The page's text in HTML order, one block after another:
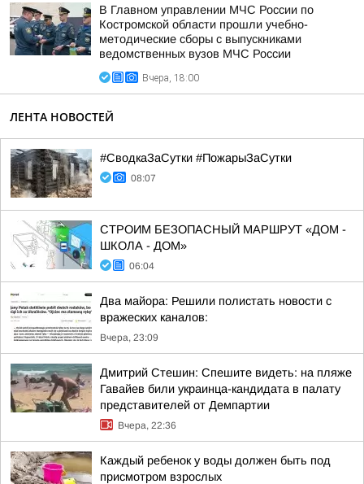
В Главном управлении МЧС России по
Костромской области прошли учебно-
методические сборы с выпускниками
ведомственных вузов МЧС России
Вчера, 18:00
ЛЕНТА НОВОСТЕЙ
#СводкаЗаСутки #ПожарыЗаСутки
08:07
СТРОИМ БЕЗОПАСНЫЙ МАРШРУТ «ДОМ -
ШКОЛА - ДОМ»
06:04
Два майора: Решили полистать новости с
вражеских каналов:
Вчера, 23:09
Дмитрий Стешин: Спешите видеть: на пляже
Гавайев били украинца-кандидата в палату
представителей от Демпартии
Вчера, 22:36
Каждый ребенок у воды должен быть под
присмотром взрослых